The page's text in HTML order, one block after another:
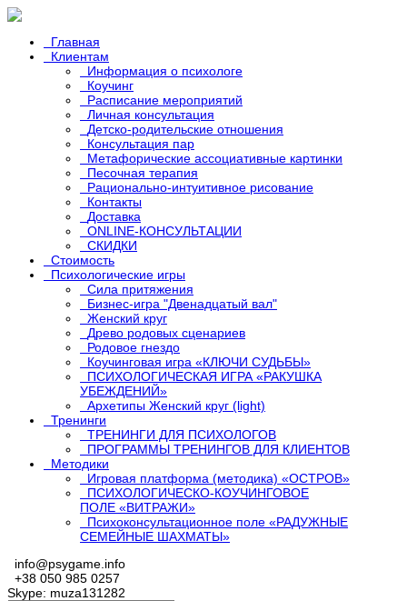
Главная
Клиентам
Информация о психологе
Коучинг
Расписание мероприятий
Личная консультация
Детско-родительские отношения
Консультация пар
Метафорические ассоциативные картинки
Песочная терапия
Рационально-интуитивное рисование
Контакты
Доставка
ONLINE-КОНСУЛЬТАЦИИ
СКИДКИ
Стоимость
Психологические игры
Сила притяжения
Бизнес-игра "Двенадцатый вал"
Женский круг
Древо родовых сценариев
Родовое гнездо
Коучинговая игра «КЛЮЧИ СУДЬБЫ»
ПСИХОЛОГИЧЕСКАЯ ИГРА «РАКУШКА
УБЕЖДЕНИЙ»
Архетипы Женский круг (light)
Тренинги
ТРЕНИНГИ ДЛЯ ПСИХОЛОГОВ
ПРОГРАММЫ ТРЕНИНГОВ ДЛЯ КЛИЕНТОВ
Методики
Игровая платформа (методика) «ОСТРОВ»
ПСИХОЛОГИЧЕСКО-КОУЧИНГОВОЕ
ПОЛЕ «ВИТРАЖИ»
Психоконсультационное поле «РАДУЖНЫЕ
СЕМЕЙНЫЕ ШАХМАТЫ»
info@psygame.info
+38 050 985 0257
Skype: muza131282